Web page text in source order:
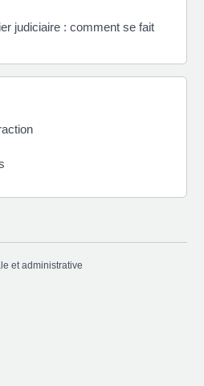
judiciaire : comment se fait
et administrative